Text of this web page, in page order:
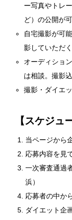
ー写真やトレ
ど）の公開が
自宅撮影が可
影していただ
オーディショ
は相談。撮影込
撮影・ダイエ
【スケジュ
当ページから
応募内容を見
一次審査通過
浜）
応募者の中か
ダイエット企